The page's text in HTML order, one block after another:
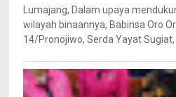
Lumajang, Dalam upaya
wilayah binaannya, Babinsa Oro
14/Pronojiwo, Serda Yayat Sugiat,